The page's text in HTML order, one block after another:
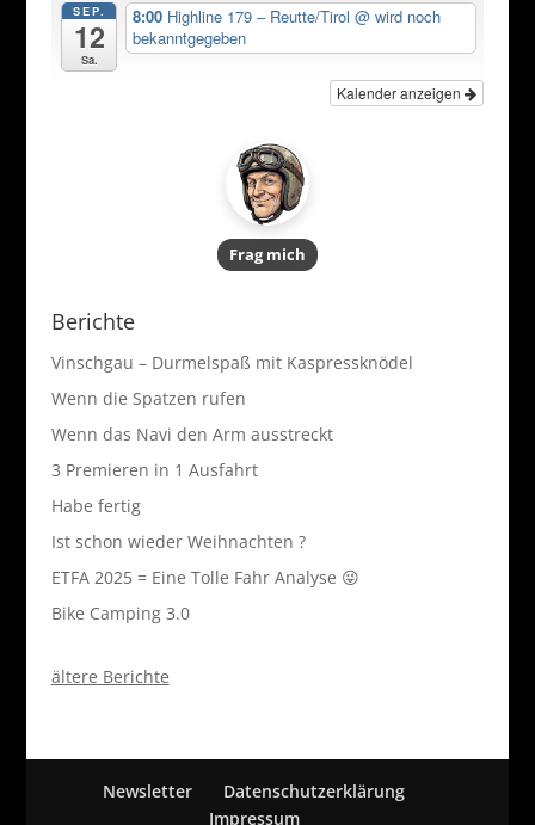
SEP.
12
Sa.
8:00 Highline 179 – Reutte/Tirol@ wird noch
bekanntgegeben
Kalender anzeigen
Frag mich
Berichte
Vinschgau – Durmelspaß mit Kaspressknödel
Wenn die Spatzen rufen
Wenn das Navi den Arm ausstreckt
3 Premieren in 1 Ausfahrt
Habe fertig
Ist schon wieder Weihnachten ?
ETFA 2025 = Eine Tolle Fahr Analyse 😜
Bike Camping 3.0
ältere Berichte
Newsletter
Datenschutzerklärung
Impressum